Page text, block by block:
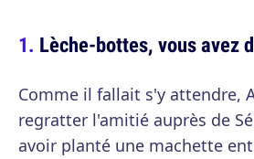
Lèche-bottes, vous avez
Comme il fallait s'y attendre,
regratter l'amitié auprès de
avoir planté une machette